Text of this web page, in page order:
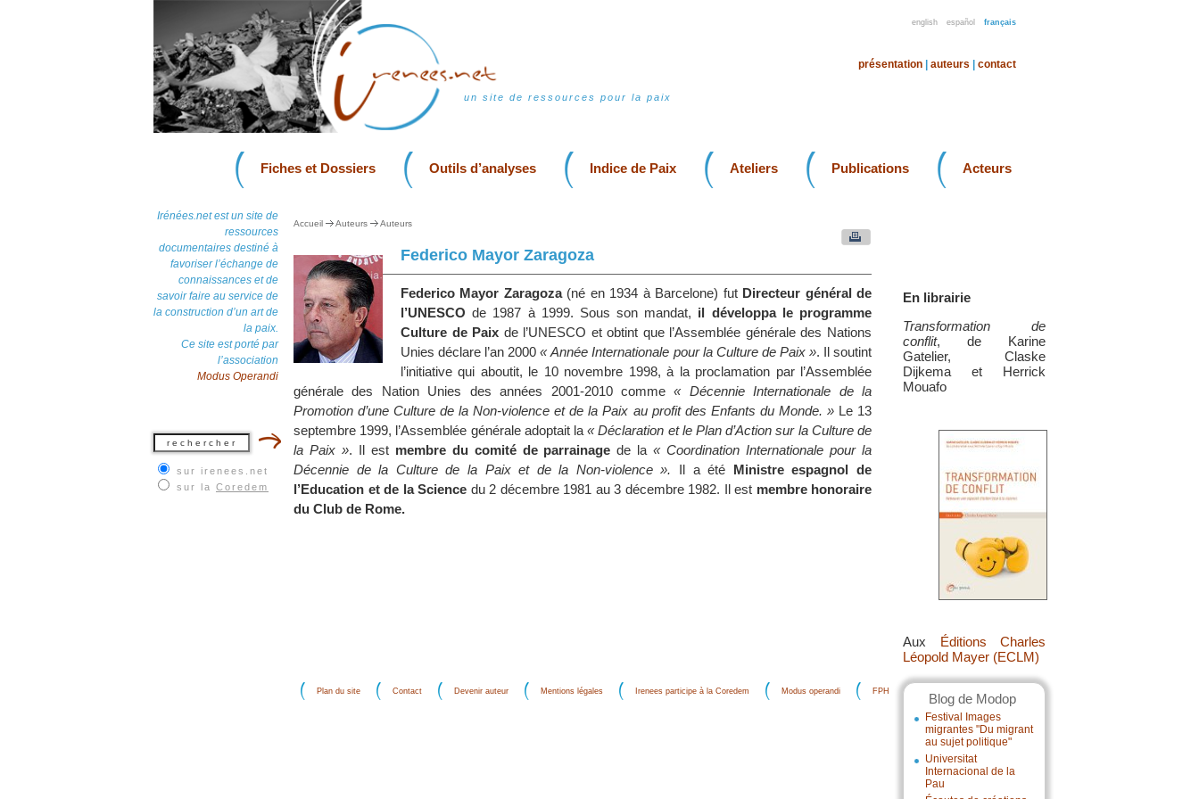
english español français
un site de ressources pour la paix
présentation auteurs contact
Fiches et Dossiers Outils d’analyses Indice de Paix Ateliers Publications Acteurs
Irénées.net est un site de
ressources
documentaires destiné à
favoriser l’échange de
connaissances et de
savoir faire au service de
la construction d’un art de
la paix.
Ce site est porté par
l’association
Modus Operandi
sur irenees.net
sur la Coredem
En librairie
Transformation de
conflit, de Karine
Gatelier, Claske
Dijkema et Herrick
Mouafo
Aux Éditions Charles
Léopold Mayer (ECLM)
Blog de Modop
Festival Images
migrantes "Du migrant
au sujet politique"
Universitat
Internacional de la
Pau
Accueil Auteurs Auteurs
Federico Mayor Zaragoza
Federico Mayor Zaragoza(né en 1934 à Barcelone) fut Directeur général de
l’UNESCO de 1987 à 1999. Sous son mandat, il développa le programme
Culture de Paix de l’UNESCO et obtint que l’Assemblée générale des Nations
Unies déclare l’an 2000« Année Internationale pour la Culture de Paix ». Il soutint
l’initiative qui aboutit, le 10 novembre 1998, à la proclamation par l’Assemblée
générale des Nation Unies des années 2001-2010 comme« Décennie Internationale de la
Promotion d’une Culture de la Non-violence et de la Paix au profit des Enfants du Monde. »Le 13
septembre 1999, l’Assemblée générale adoptait la« Déclaration et le Plan d’Action sur la Culture de
la Paix ». Il est membre du comité de parrainage de la« Coordination Internationale pour la
Décennie de la Culture de la Paix et de la Non-violence ». Il a été Ministre espagnol de
l’Education et de la Science du 2 décembre 1981 au 3 décembre 1982. Il est membre honoraire
du Club de Rome.
Plan du site Contact Devenir auteur Mentions légales Irenees participe à la Coredem Modus operandi FPH